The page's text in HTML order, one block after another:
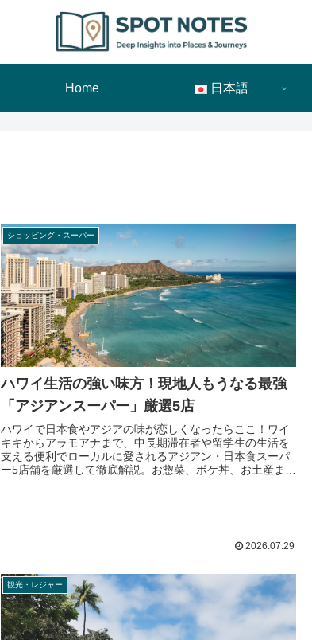
Home 日本語
ショッピング・スーパー
ハワイ生活の強い味方！現地人もうなる最強
「アジアンスーパー」厳選5店
ハワイで日本食やアジアの味が恋しくなったらここ！ワイ
キキからアラモアナまで、中長期滞在者や留学生の生活を
支える便利でローカルに愛されるアジアン・日本食スーパ
ー5店舗を厳選して徹底解説。お惣菜、ポケ丼、お土産まで
2026.07.29
観光・レジャー